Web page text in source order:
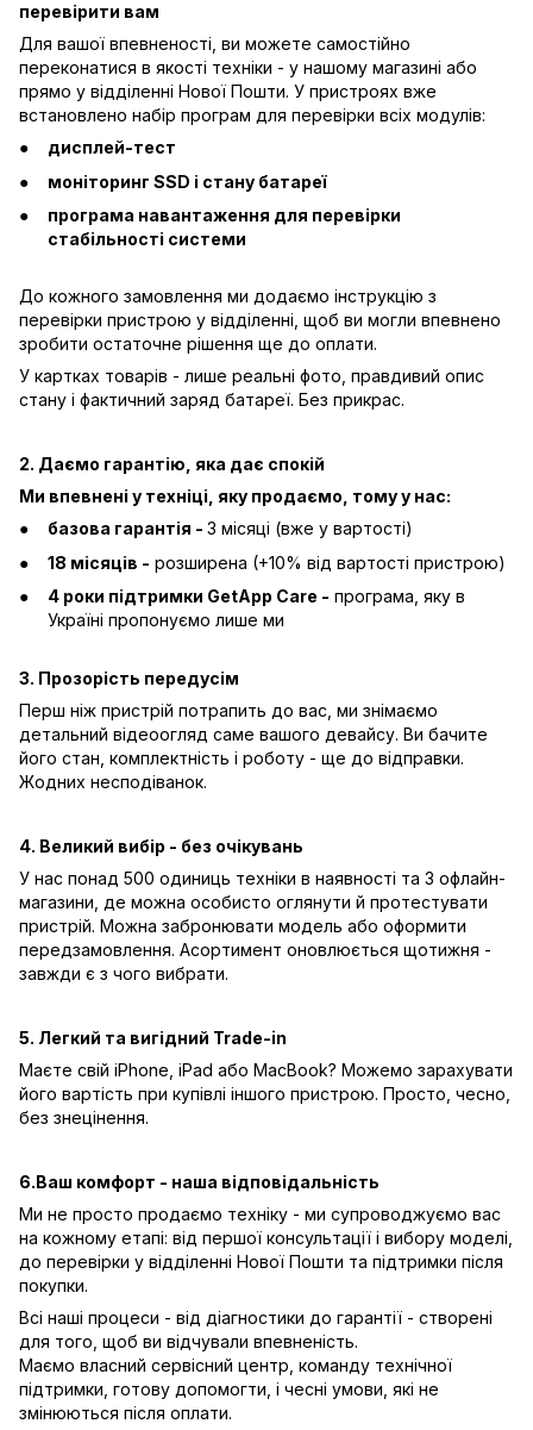
перевірити вам
Для вашої впевненості, ви можете самостійно
переконатися в якості техніки - у нашому магазині або
прямо у відділенні Нової Пошти. У пристроях вже
встановлено набір програм для перевірки всіх модулів:
дисплей-тест
моніторинг SSD і стану батареї
програма навантаження для перевірки
стабільності системи
До кожного замовлення ми додаємо інструкцію з
перевірки пристрою у відділенні, щоб ви могли впевнено
зробити остаточне рішення ще до оплати.
У картках товарів - лише реальні фото, правдивий опис
стану і фактичний заряд батареї. Без прикрас.
2. Даємо гарантію, яка дає спокій
Ми впевнені у техніці, яку продаємо, тому у нас:
базова гарантія - 3 місяці (вже у вартості)
18 місяців - розширена (+10% від вартості пристрою)
4 роки підтримки GetApp Care - програма, яку в
Україні пропонуємо лише ми
3. Прозорість передусім
Перш ніж пристрій потрапить до вас, ми знімаємо
детальний відеоогляд саме вашого девайсу. Ви бачите
його стан, комплектність і роботу - ще до відправки.
Жодних несподіванок.
4. Великий вибір - без очікувань
У нас понад 500 одиниць техніки в наявності та 3 офлайн-
магазини, де можна особисто оглянути й протестувати
пристрій. Можна забронювати модель або оформити
передзамовлення. Асортимент оновлюється щотижня -
завжди є з чого вибрати.
5. Легкий та вигідний Trade-in
Маєте свій iPhone, iPad або MacBook? Можемо зарахувати
його вартість при купівлі іншого пристрою. Просто, чесно,
без знецінення.
6.Ваш комфорт - наша відповідальність
Ми не просто продаємо техніку - ми супроводжуємо вас
на кожному етапі: від першої консультації і вибору моделі,
до перевірки у відділенні Нової Пошти та підтримки після
покупки.
Всі наші процеси - від діагностики до гарантії - створені
для того, щоб ви відчували впевненість.
Маємо власний сервісний центр, команду технічної
підтримки, готову допомогти, і чесні умови, які не
змінюються після оплати.